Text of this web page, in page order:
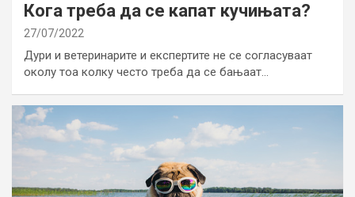
Кога треба да се капат кучињата?
27/07/2022
Дури и ветеринарите и експертите не се согласуваат
околу тоа колку често треба да се бањаат…